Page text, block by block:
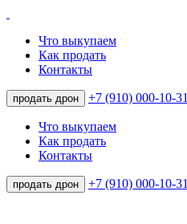
Что выкупаем
Как продать
Контакты
продать дрон +7 (910) 000-10-31
Что выкупаем
Как продать
Контакты
продать дрон +7 (910) 000-10-31